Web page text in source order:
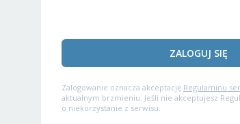
ZALOGUJ SIĘ
Zalogowanie oznacza akceptację Regulaminu
aktualnym brzmieniu. Jeśli nie akceptujesz
o niekorzystanie z serwisu.